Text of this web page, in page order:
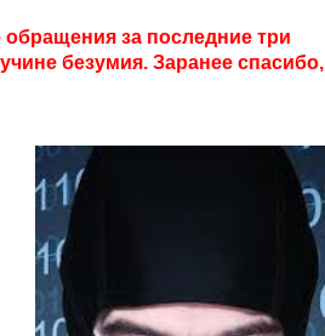
за последние три
безумия. Заранее спасибо,